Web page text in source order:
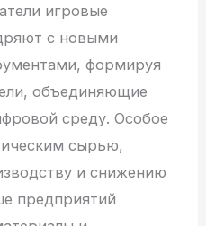
игровые
с новыми
формируя
объединяющие
среду. Особое
сырью,
и снижению
предприятий